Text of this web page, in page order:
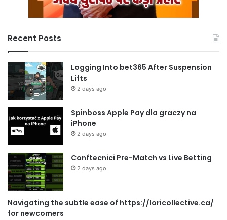
Recent Posts
Logging Into bet365 After Suspension
Lifts
2 days ago
Spinboss Apple Pay dla graczy na
iPhone
2 days ago
Conftecnici Pre-Match vs Live Betting
2 days ago
Navigating the subtle ease of https://loricollective.ca/
for newcomers